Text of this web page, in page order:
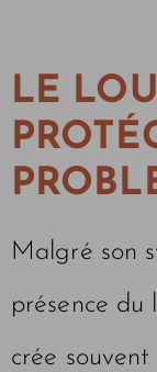
LE
Malgré son
présence du
crée